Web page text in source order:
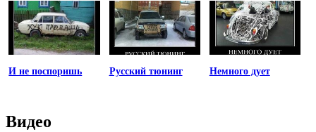
И не поспоришь Русский тюнинг Немного дует
Видео